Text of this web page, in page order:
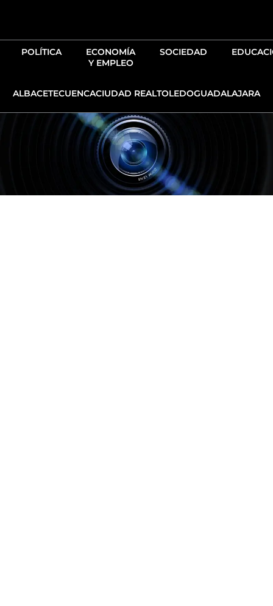
POLÍTICA
ECONOMÍA
Y EMPLEO
SOCIEDAD
ALBACETECUENCACIUDAD REALTOLEDOGUADALAJARA